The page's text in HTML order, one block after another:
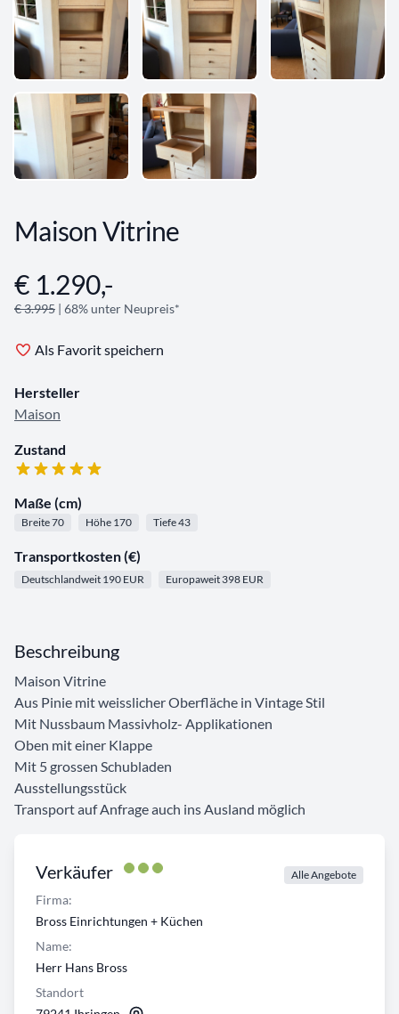
Maison Vitrine
Angebotsinformationen
€ 1.290,-
€ 3.995 | 68% unter Neupreis*
Als Favorit speichern
Hersteller
Maison
Zustand
Maße (cm)
Breite 70 Höhe 170 Tiefe 43
Transportkosten (€)
Deutschlandweit 190 EUR Europaweit 398 EUR
Verkäufer Alle Angebote
Firma:
Bross Einrichtungen + Küchen
Name:
Herr Hans Bross
Standort
Beschreibung
Maison Vitrine
Aus Pinie mit weisslicher Oberfläche in Vintage Stil
Mit Nussbaum Massivholz- Applikationen
Oben mit einer Klappe
Mit 5 grossen Schubladen
Ausstellungsstück
Transport auf Anfrage auch ins Ausland möglich